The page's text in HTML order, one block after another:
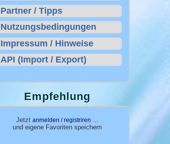
Partner / Tipps
Nutzungsbedingungen
Impressum / Hinweise
API (Import / Export)
Empfehlung
Jetzt anmelden / registriren
und eigene Favoriten speichern